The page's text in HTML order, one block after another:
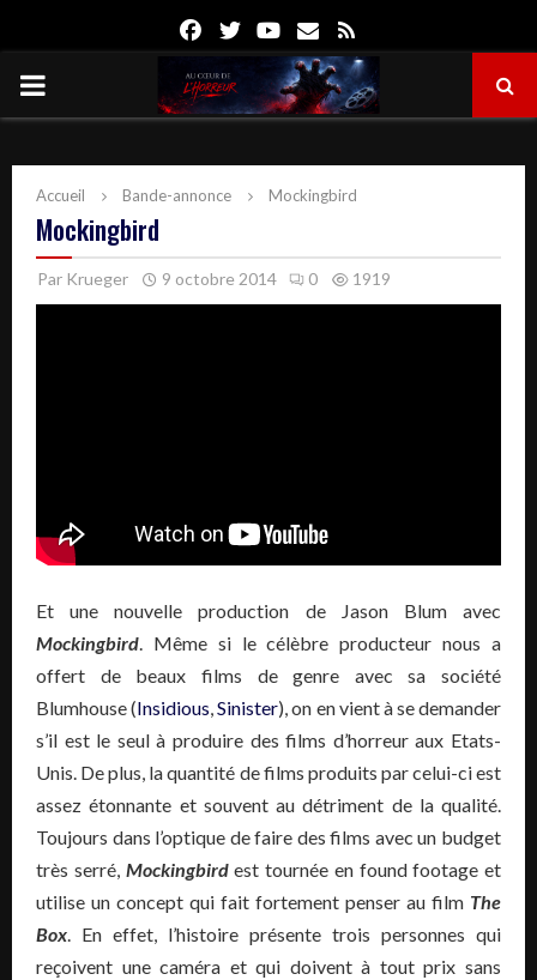
FacebookTwitterYoutube
Email
PRIMARY
Accueil Bande-annonce Mockingbird
Mockingbird
Par Krueger 9 octobre 2014 0 1919
Et une nouvelle production de Jason Blum avec
Mockingbird. Même si le célèbre producteur nous a
offert de beaux films de genre avec sa société
Blumhouse (Insidious,Sinister), on en vient à se demander
s’il est le seul à produire des films d’horreur aux Etats-
Unis. De plus, la quantité de films produits par celui-ci est
assez étonnante et souvent au détriment de la qualité.
Toujours dans l’optique de faire des films avec un budget
très serré, Mockingbirdest tournée en found footage et
utilise un concept qui fait fortement penser au film The
Box. En effet, l’histoire présente trois personnes qui
reçoivent une caméra et qui doivent à tout prix sans